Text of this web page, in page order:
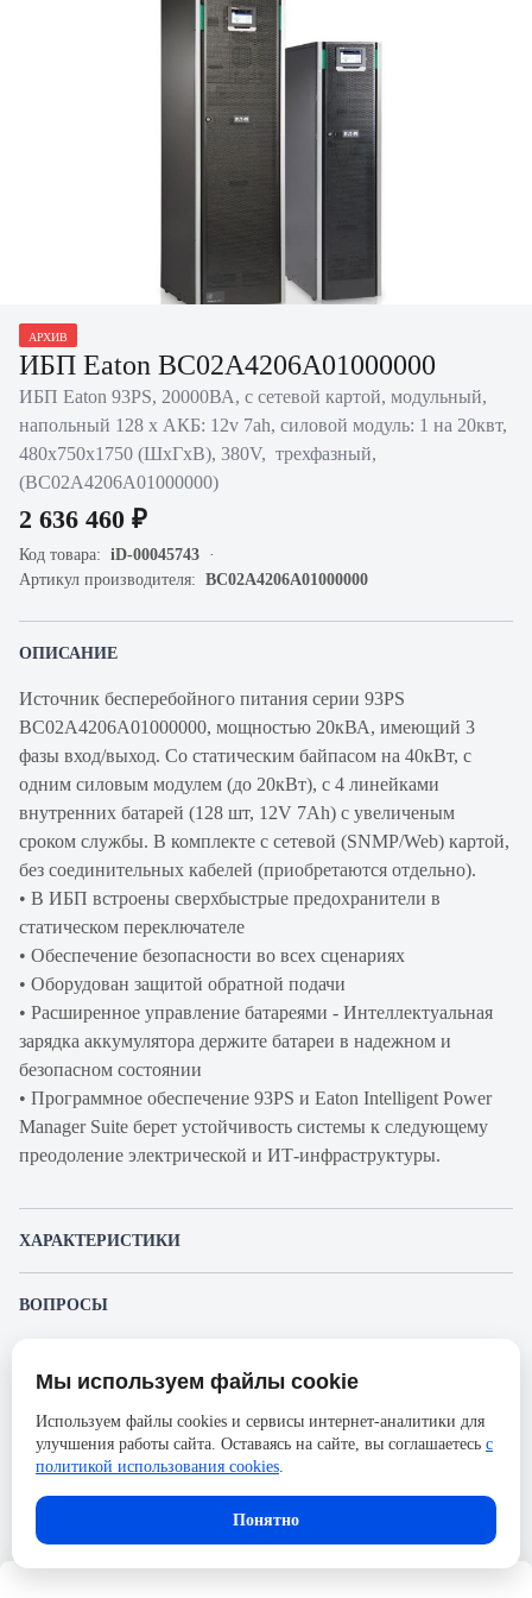
АРХИВ
ИБП Eaton BC02A4206A01000000
ИБП Eaton 93PS, 20000ВА, с сетевой картой, модульный,
напольный 128 х АКБ: 12v 7ah, силовой модуль: 1 на 20квт,
480х750х1750 (ШхГхВ), 380V, трехфазный,
(BC02A4206A01000000)
2 636 460 ₽
Код товара: iD-00045743
Артикул производителя: BC02A4206A01000000
ОПИСАНИЕ
Источник бесперебойного питания серии 93PS
BC02A4206A01000000, мощностью 20кВА, имеющий 3
фазы вход/выход. Со статическим байпасом на 40кВт, с
одним силовым модулем (до 20кВт), с 4 линейками
внутренних батарей (128 шт, 12V 7Ah) с увеличеным
сроком службы. В комплекте с сетевой (SNMP/Web) картой,
без соединительных кабелей (приобретаются отдельно).
• В ИБП встроены сверхбыстрые предохранители в
статическом переключателе
• Обеспечение безопасности во всех сценариях
• Оборудован защитой обратной подачи
• Расширенное управление батареями - Интеллектуальная
зарядка аккумулятора держите батареи в надежном и
безопасном состоянии
• Программное обеспечение 93PS и Eaton Intelligent Power
Manager Suite берет устойчивость системы к следующему
преодоление электрической и ИТ-инфраструктуры.
ХАРАКТЕРИСТИКИ
Время автономной
работы под нагрузкой,
мин.
Ширина, мм
480
ВОПРОСЫ
Пожалуйста, авторизуйтесь, чтобы иметь
возможность оставлять вопросы.
Представленные изображения и характеристики могут отличаться от реального
без предварительного уведомления. Компания АйДистрибьют не несёт
ответственности в случае не соответствия текущей модели товаров фотографиям,
размещённым в карточке товара.
Мы используем файлы cookie
Используем файлы cookies и сервисы интернет-аналитики для
улучшения работы сайта. Оставаясь на сайте, вы соглашаетесь с
политикой использования cookies.
Понятно